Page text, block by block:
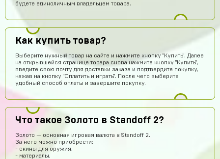
будете единоличным владельцем товара.
Как купить товар?
Выберите нужный товар на сайте и нажмите кнопку "Купить". Далее
на открывшейся странице товара снова нажмите кнопку "Купить",
введите свою почту для доставки заказа и подтвердите покупку,
нажав на кнопку "Оплатить и играть". После чего выберите
удобный способ оплаты и завершите покупку.
Что такое Золото в Standoff 2?
Золото — основная игровая валюта в Standoff 2.
За него можно приобрести:
- скины для оружия,
- материалы,
Хабиб Ашуров